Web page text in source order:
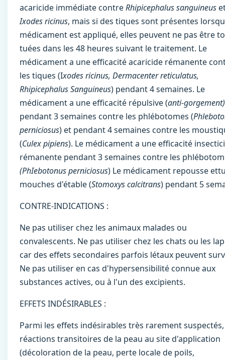
acaricide immédiate contreRhipicephalus sanguineus
Ixodes ricinus, mais si des tiques sont présentes
médicament est appliqué, elles peuvent ne pas être
tuées dans les 48 heures suivant le traitement. Le
médicament a une efficacité acaricide rémanente
les tiques (Ixodes ricinus, Dermacenter reticulatus,
Rhipicephalus Sanguineus) pendant 4 semaines. Le
médicament a une efficacité répulsive (anti-gorgement)
pendant 3 semaines contre les phlébotomes (
perniciosus) et pendant 4 semaines contre les
(Culex pipiens). Le médicament a une efficacité
rémanente pendant 3 semaines contre les
(PhIebotonus perniciosus) Le médicament repousse
mouches d'étable (Stomoxys calcitrans) pendant 5
CONTRE-INDICATIONS :
Ne pas utiliser chez les animaux malades ou
convalescents. Ne pas utiliser chez les chats ou les
car des effets secondaires parfois létaux peuvent
Ne pas utiliser en cas d'hypersensibilité connue aux
substances actives, ou à l'un des excipients.
EFFETS INDÉSIRABLES :
Parmi les effets indésirables très rarement
réactions transitoires de la peau au site d'application
(décoloration de la peau, perte locale de poils,